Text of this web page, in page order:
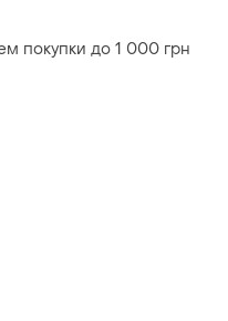
покупки до 1 000 грн